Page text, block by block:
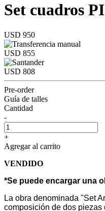
Set cuadros
USD 950
USD 855
USD 808
Pre-order
Guía de talles
Cantidad
-
+
Agregar al carrito
VENDIDO
*Se puede encargar una
La obra denominada "Set
composición de dos piezas